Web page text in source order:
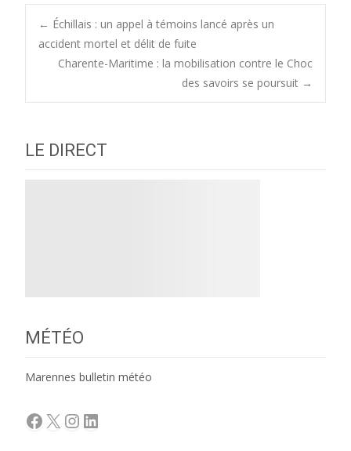
Post
navigation
← Échillais : un appel à témoins lancé après un
accident mortel et délit de fuite
Charente-Maritime : la mobilisation contre le Choc
des savoirs se poursuit →
LE DIRECT
MÉTÉO
Marennes bulletin météo
Facebook
X Instagram
LinkedIn